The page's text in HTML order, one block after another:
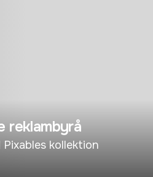
reklambyrå
kollektion